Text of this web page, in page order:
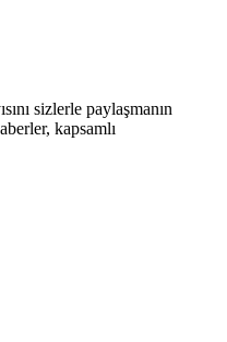
sizlerle paylaşmanın
kapsamlı